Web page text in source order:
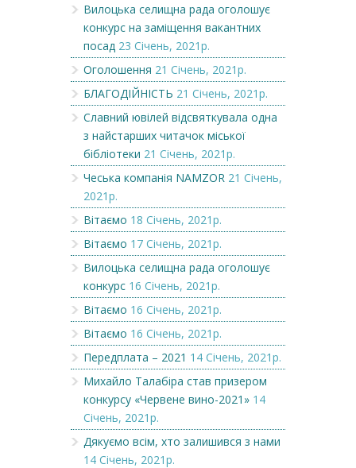
Вилоцька селищна рада оголошує
конкурс на заміщення вакантних
посад 23 Січень, 2021р.
Оголошення 21 Січень, 2021р.
БЛАГОДІЙНІСТЬ 21 Січень, 2021р.
Славний ювілей відсвяткувала одна
з найстарших читачок міської
бібліотеки 21 Січень, 2021р.
Чеська компанія NAMZOR 21 Січень,
2021р.
Вітаємо 18 Січень, 2021р.
Вітаємо 17 Січень, 2021р.
Вилоцька селищна рада оголошує
конкурс 16 Січень, 2021р.
Вітаємо 16 Січень, 2021р.
Вітаємо 16 Січень, 2021р.
Передплата – 2021 14 Січень, 2021р.
Михайло Талабіра став призером
конкурсу «Червене вино-2021» 14
Січень, 2021р.
Дякуємо всім, хто залишився з нами
14 Січень, 2021р.